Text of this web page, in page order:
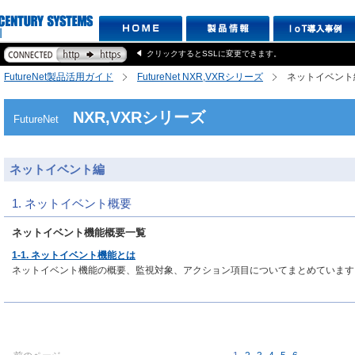
クリックするとSSLに変更できます。
FutureNet製品活用ガイド FutureNet NXR,VXRシリーズ ネットイベン
FutureNet NXR,VXRシリーズ
ネットイベント編
1. ネットイベント概要
ネットイベント機能概要一覧
1-1. ネットイベント機能とは
ネットイベント機能の概要、監視対象、アクション項目についてまとめていま